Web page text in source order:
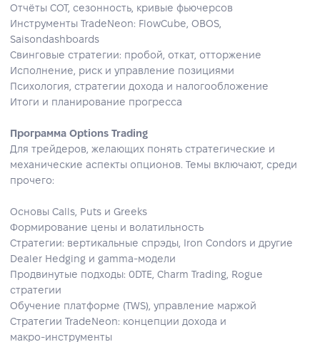
Отчёты COT, сезонность, кривые фьючерсов
Инструменты TradeNeon: FlowCube, OBOS,
Saisondashboards
Свинговые стратегии: пробой, откат, отторжение
Исполнение, риск и управление позициями
Психология, стратегии дохода и налогообложение
Итоги и планирование прогресса
Программа Options Trading
Для трейдеров, желающих понять стратегические и
механические аспекты опционов. Темы включают, среди
прочего:
Основы Calls, Puts и Greeks
Формирование цены и волатильность
Стратегии: вертикальные спрэды, Iron Condors и другие
Dealer Hedging и gamma‑модели
Продвинутые подходы: 0DTE, Charm Trading, Rogue
стратегии
Обучение платформе (TWS), управление маржой
Стратегии TradeNeon: концепции дохода и
макро‑инструменты